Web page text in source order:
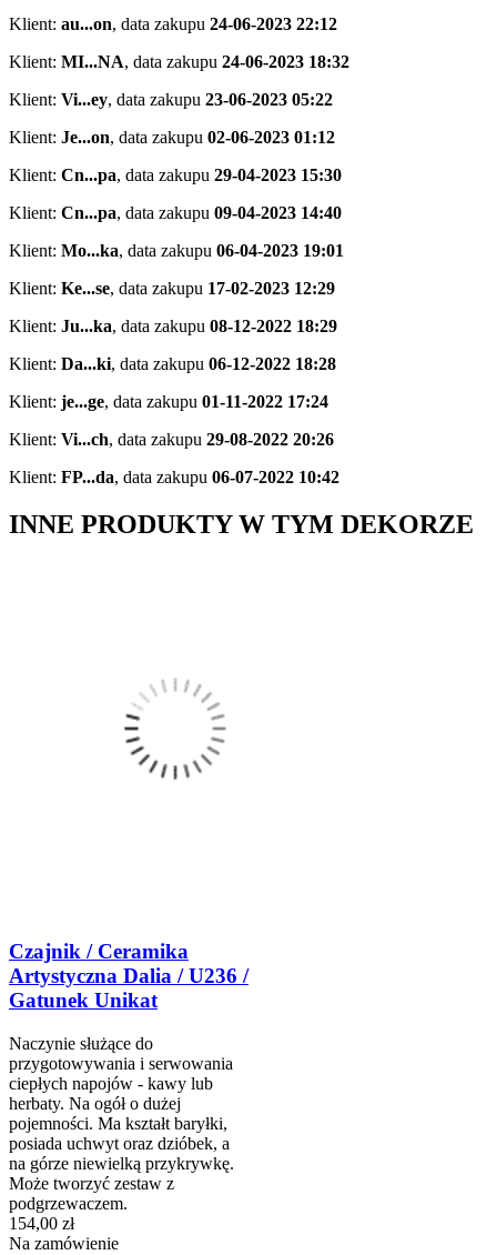
Klient: au...on, data zakupu 24-06-2023 22:12
Klient: MI...NA, data zakupu 24-06-2023 18:32
Klient: Vi...ey, data zakupu 23-06-2023 05:22
Klient: Je...on, data zakupu 02-06-2023 01:12
Klient: Cn...pa, data zakupu 29-04-2023 15:30
Klient: Cn...pa, data zakupu 09-04-2023 14:40
Klient: Mo...ka, data zakupu 06-04-2023 19:01
Klient: Ke...se, data zakupu 17-02-2023 12:29
Klient: Ju...ka, data zakupu 08-12-2022 18:29
Klient: Da...ki, data zakupu 06-12-2022 18:28
Klient: je...ge, data zakupu 01-11-2022 17:24
Klient: Vi...ch, data zakupu 29-08-2022 20:26
Klient: FP...da, data zakupu 06-07-2022 10:42
INNE PRODUKTY W TYM DEKORZE
Czajnik / Ceramika
Artystyczna Dalia / U236 /
Gatunek Unikat
Naczynie służące do
przygotowywania i serwowania
ciepłych napojów - kawy lub
herbaty. Na ogół o dużej
pojemności. Ma kształt baryłki,
posiada uchwyt oraz dzióbek, a
na górze niewielką przykrywkę.
Może tworzyć zestaw z
podgrzewaczem.
154,00 zł
Na zamówienie